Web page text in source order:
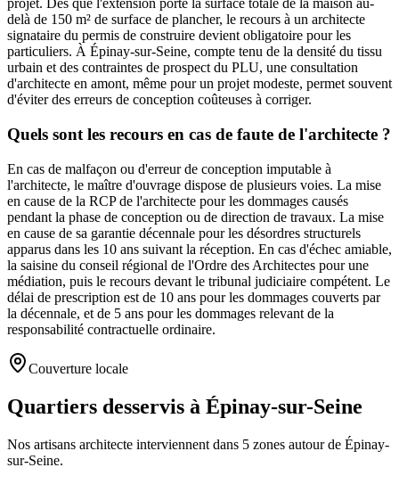
projet. Dès que l'extension porte la surface totale de la maison au-
delà de 150 m² de surface de plancher, le recours à un architecte
signataire du permis de construire devient obligatoire pour les
particuliers. À Épinay-sur-Seine, compte tenu de la densité du tissu
urbain et des contraintes de prospect du PLU, une consultation
d'architecte en amont, même pour un projet modeste, permet souvent
d'éviter des erreurs de conception coûteuses à corriger.
Quels sont les recours en cas de faute de l'architecte ?
En cas de malfaçon ou d'erreur de conception imputable à
l'architecte, le maître d'ouvrage dispose de plusieurs voies. La mise
en cause de la RCP de l'architecte pour les dommages causés
pendant la phase de conception ou de direction de travaux. La mise
en cause de sa garantie décennale pour les désordres structurels
apparus dans les 10 ans suivant la réception. En cas d'échec amiable,
la saisine du conseil régional de l'Ordre des Architectes pour une
médiation, puis le recours devant le tribunal judiciaire compétent. Le
délai de prescription est de 10 ans pour les dommages couverts par
la décennale, et de 5 ans pour les dommages relevant de la
responsabilité contractuelle ordinaire.
Couverture locale
Quartiers desservis à Épinay-sur-Seine
Nos artisans architecte interviennent dans 5 zones autour de Épinay-
sur-Seine.